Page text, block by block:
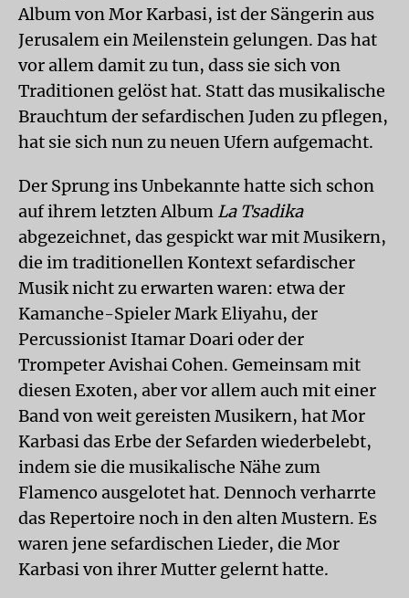
Album von Mor Karbasi, ist der Sängerin aus
Jerusalem ein Meilenstein gelungen. Das hat
vor allem damit zu tun, dass sie sich von
Traditionen gelöst hat. Statt das musikalische
Brauchtum der sefardischen Juden zu pflegen,
hat sie sich nun zu neuen Ufern aufgemacht.
Der Sprung ins Unbekannte hatte sich schon
auf ihrem letzten Album La Tsadika
abgezeichnet, das gespickt war mit Musikern,
die im traditionellen Kontext sefardischer
Musik nicht zu erwarten waren: etwa der
Kamanche-Spieler Mark Eliyahu, der
Percussionist Itamar Doari oder der
Trompeter Avishai Cohen. Gemeinsam mit
diesen Exoten, aber vor allem auch mit einer
Band von weit gereisten Musikern, hat Mor
Karbasi das Erbe der Sefarden wiederbelebt,
indem sie die musikalische Nähe zum
Flamenco ausgelotet hat. Dennoch verharrte
das Repertoire noch in den alten Mustern. Es
waren jene sefardischen Lieder, die Mor
Karbasi von ihrer Mutter gelernt hatte.